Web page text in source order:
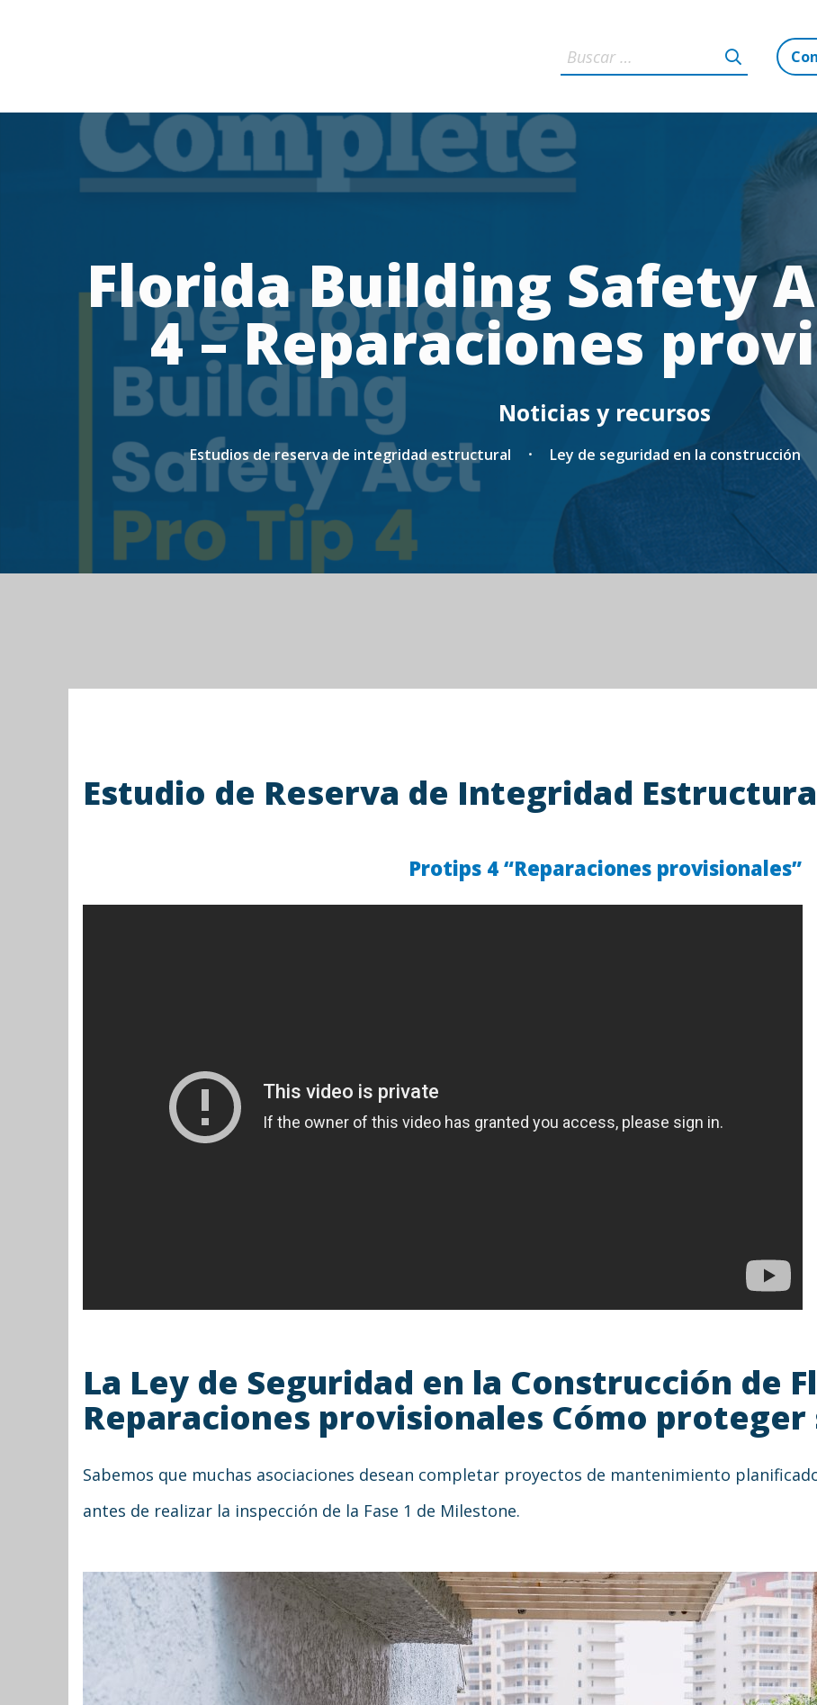
Florida Building Safety
4 – Reparaciones
Noticias y recursos
Estudios de reserva de integridad estructural Ley de seguridad en la construcción
Estudio de Reserva de Integridad
Protips 4 “Reparaciones provisionales”
La Ley de Seguridad en la Construcción de
Reparaciones provisionales Cómo
Sabemos que muchas asociaciones desean completar proyectos de mantenimiento
antes de realizar la inspección de la Fase 1 de Milestone.